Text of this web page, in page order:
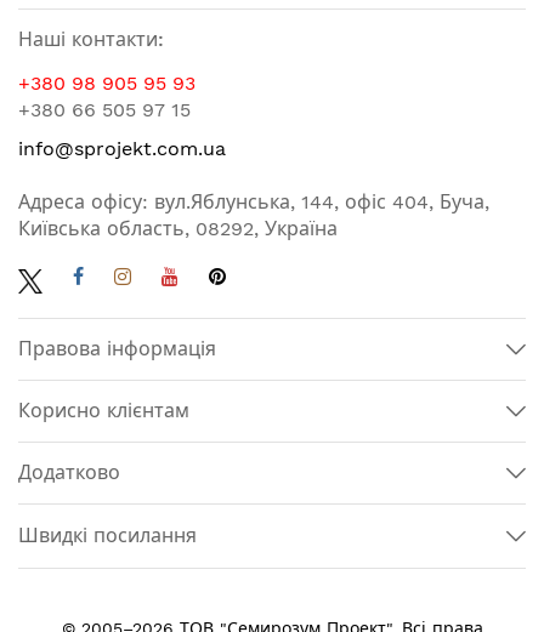
Наші контакти:
+380 98 905 95 93
+380 66 505 97 15
info@sprojekt.com.ua
Адреса офісу: вул.Яблунська, 144, офіс 404, Буча,
Київська область, 08292, Україна
Правова інформація
Корисно клієнтам
Додатково
Швидкі посилання